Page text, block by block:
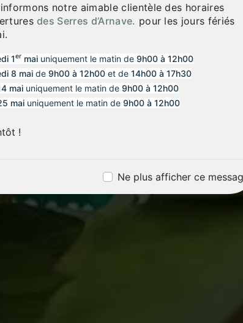
notre aimable clientèle des horaires
des Serres d’Arnave. pour les jours fériés
1er mai uniquement le matin de 9h00 à 12h00
8 mai de 9h00 à 12h00 et de 14h00 à 17h30
mai uniquement le matin de 9h00 à 12h00
mai uniquement le matin de 9h00 à 12h00
!
Ne plus afficher ce